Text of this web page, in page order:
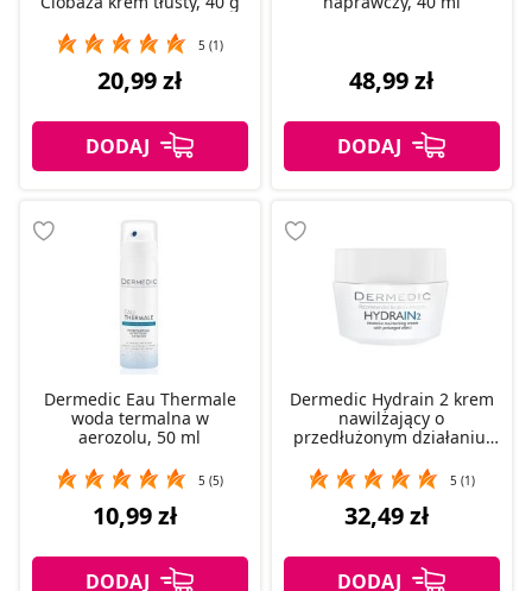
5 (1)
20,99 zł 48,99 zł
Dermedic Eau Thermale
woda termalna w
aerozolu, 50 ml
5 (5)
10,99 zł
Dermedic Hydrain 2 krem
nawilżający o
przedłużonym działaniu,
5 (1)
32,49 zł